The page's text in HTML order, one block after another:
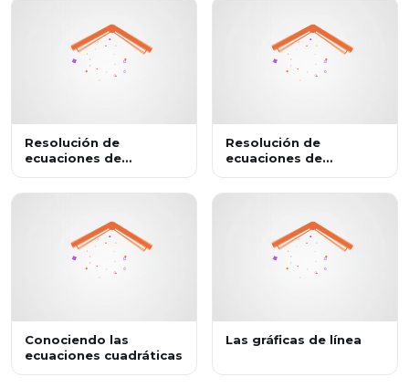
Resolución de
ecuaciones de
Resolución de
ecuaciones de
Conociendo las
ecuaciones cuadráticas
Las gráficas de línea